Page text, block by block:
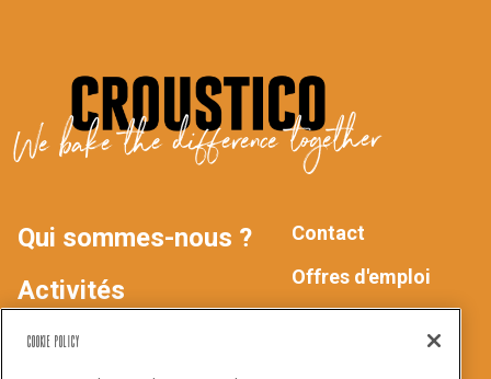
We bake the difference together
MAIN
NAV
Qui sommes-nous ?
Activités
Produits
FOOTER
Contact
Offres d'emploi
Cookie Policy